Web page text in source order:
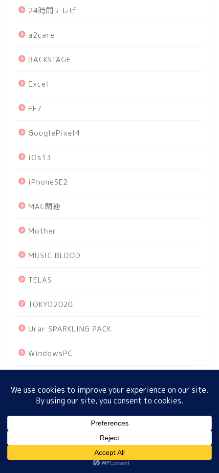
24時間テレビ
a2care
BACKSTAGE
Excel
FF7
GooglePixel4
iOs13
iPhoneSE2
MAC関連
Mother
MUSIC BLOOD
TELAS
TOKYO2020
Urar SPARKLING PACK
WindowsPC
おせち料理
おはよう朝日星占い
プロフィール サイトマップ